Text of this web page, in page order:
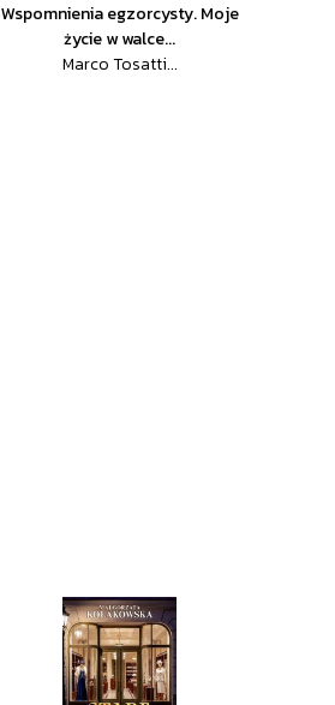
Wspomnienia egzorcysty. Moje
życie w walce...
Marco Tosatti...